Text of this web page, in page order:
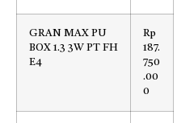
GRAN MAX PU
BOX 1.3 3W PT FH
E4
Rp
187.
750
.00
0